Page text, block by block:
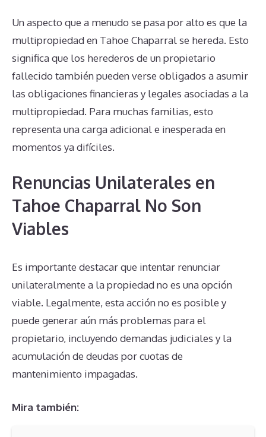
Un aspecto que a menudo se pasa por alto es que la
multipropiedad en Tahoe Chaparral se hereda. Esto
significa que los herederos de un propietario
fallecido también pueden verse obligados a asumir
las obligaciones financieras y legales asociadas a la
multipropiedad. Para muchas familias, esto
representa una carga adicional e inesperada en
momentos ya difíciles.
Renuncias Unilaterales en
Tahoe Chaparral No Son
Viables
Es importante destacar que intentar renunciar
unilateralmente a la propiedad no es una opción
viable. Legalmente, esta acción no es posible y
puede generar aún más problemas para el
propietario, incluyendo demandas judiciales y la
acumulación de deudas por cuotas de
mantenimiento impagadas.
Mira también: